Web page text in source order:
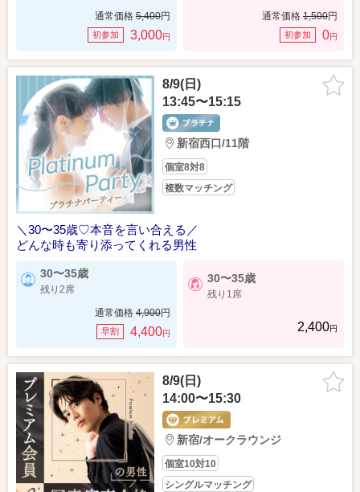
通常価格 5,400円
初参加 3,000円
通常価格 1,500円
初参加 0円
8/9(日)
13:45〜15:15
新宿西口/11階
個室8対8
複数マッチング
＼30〜35歳♡本音を言い合える／
どんな時も寄り添ってくれる男性
30〜35歳
残り2席
通常価格 4,900円
早割 4,400円
30〜35歳
残り1席
2,400円
8/9(日)
14:00〜15:30
新宿/オークラウンジ
個室10対10
シングルマッチング